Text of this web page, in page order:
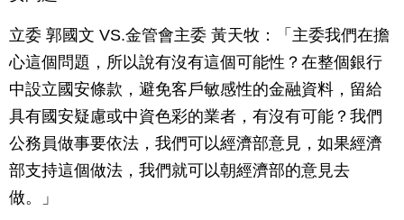
立委 郭國文 VS.金管會主委 黃天牧：「主委我們在擔
心這個問題，所以說有沒有這個可能性？在整個銀行
中設立國安條款，避免客戶敏感性的金融資料，留給
具有國安疑慮或中資色彩的業者，有沒有可能？我們
公務員做事要依法，我們可以經濟部意見，如果經濟
部支持這個做法，我們就可以朝經濟部的意見去
做。」